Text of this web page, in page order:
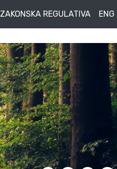
ZAKONSKA REGULATIVA ENG